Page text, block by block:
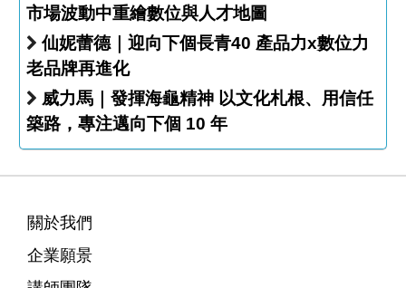
市場波動中重繪數位與人才地圖
仙妮蕾德｜迎向下個長青40 產品力x數位力
老品牌再進化
威力馬｜發揮海龜精神 以文化札根、用信任
築路，專注邁向下個 10 年
關於我們
企業願景